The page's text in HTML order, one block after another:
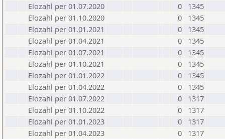
Elozahl per 01.07.2020
0
1345
Elozahl per 01.10.2020
0
1345
Elozahl per 01.01.2021
0
1345
Elozahl per 01.04.2021
0
1345
Elozahl per 01.07.2021
0
1345
Elozahl per 01.10.2021
0
1345
Elozahl per 01.01.2022
0
1345
Elozahl per 01.04.2022
0
1345
Elozahl per 01.07.2022
0
1317
Elozahl per 01.10.2022
0
1317
Elozahl per 01.01.2023
0
1317
Elozahl per 01.04.2023
0
1317